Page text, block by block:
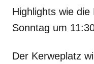
Highlights wie die
Sonntag um
Der Kerweplatz